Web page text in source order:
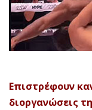
Επιστρέφουν
διοργανώσεις